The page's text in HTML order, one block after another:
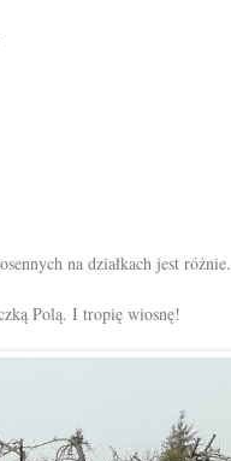
na działkach jest różnie.
Polą. I tropię wiosnę!